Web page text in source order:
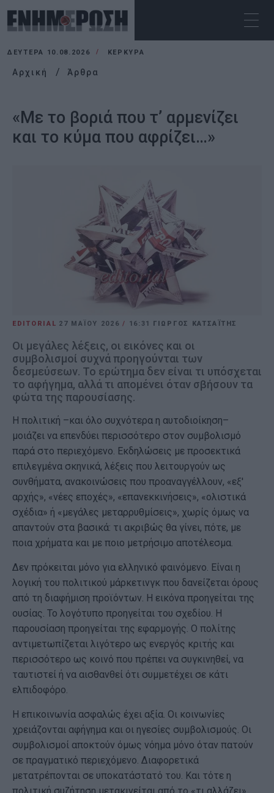
ΔΕΥΤΈΡΑ 10.08.2026 ΚΕΡΚΥΡΑ
Αρχική Άρθρα
«Με το βοριά που τ’ αρμενίζει
και το κύμα που αφρίζει…»
EDITORIAL 27 ΜΑΪ́ΟΥ 2026/ 16:31 ΓΙΩΡΓΟΣ ΚΑΤΣΑΪΤΗΣ
Οι μεγάλες λέξεις, οι εικόνες και οι
συμβολισμοί συχνά προηγούνται των
δεσμεύσεων. Το ερώτημα δεν είναι τι υπόσχεται
το αφήγημα, αλλά τι απομένει όταν σβήσουν τα
φώτα της παρουσίασης.
Η πολιτική –και όλο συχνότερα η αυτοδιοίκηση–
μοιάζει να επενδύει περισσότερο στον συμβολισμό
παρά στο περιεχόμενο. Εκδηλώσεις με προσεκτικά
επιλεγμένα σκηνικά, λέξεις που λειτουργούν ως
συνθήματα, ανακοινώσεις που προαναγγέλλουν, «εξ'
αρχής», «νέες εποχές», «επανεκκινήσεις», «ολιστικά
σχέδια» ή «μεγάλες μεταρρυθμίσεις», χωρίς όμως να
απαντούν στα βασικά: τι ακριβώς θα γίνει, πότε, με
ποια χρήματα και με ποιο μετρήσιμο αποτέλεσμα.
Δεν πρόκειται μόνο για ελληνικό φαινόμενο. Είναι η
λογική του πολιτικού μάρκετινγκ που δανείζεται όρους
από τη διαφήμιση προϊόντων. Η εικόνα προηγείται της
ουσίας. Το λογότυπο προηγείται του σχεδίου. Η
παρουσίαση προηγείται της εφαρμογής. Ο πολίτης
αντιμετωπίζεται λιγότερο ως ενεργός κριτής και
περισσότερο ως κοινό που πρέπει να συγκινηθεί, να
ταυτιστεί ή να αισθανθεί ότι συμμετέχει σε κάτι
ελπιδοφόρο.
Η επικοινωνία ασφαλώς έχει αξία. Οι κοινωνίες
χρειάζονται αφήγημα και οι ηγεσίες συμβολισμούς. Οι
συμβολισμοί αποκτούν όμως νόημα μόνο όταν πατούν
σε πραγματικό περιεχόμενο. Διαφορετικά
μετατρέπονται σε υποκατάστατό του. Και τότε η